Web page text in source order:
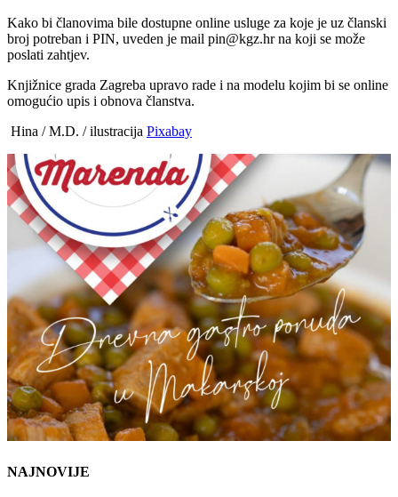
Kako bi članovima bile dostupne online usluge za koje je uz članski
broj potreban i PIN, uveden je mail pin@kgz.hr na koji se može
poslati zahtjev.
Knjižnice grada Zagreba upravo rade i na modelu kojim bi se online
omogućio upis i obnova članstva.
Hina / M.D. / ilustracija Pixabay
NAJNOVIJE